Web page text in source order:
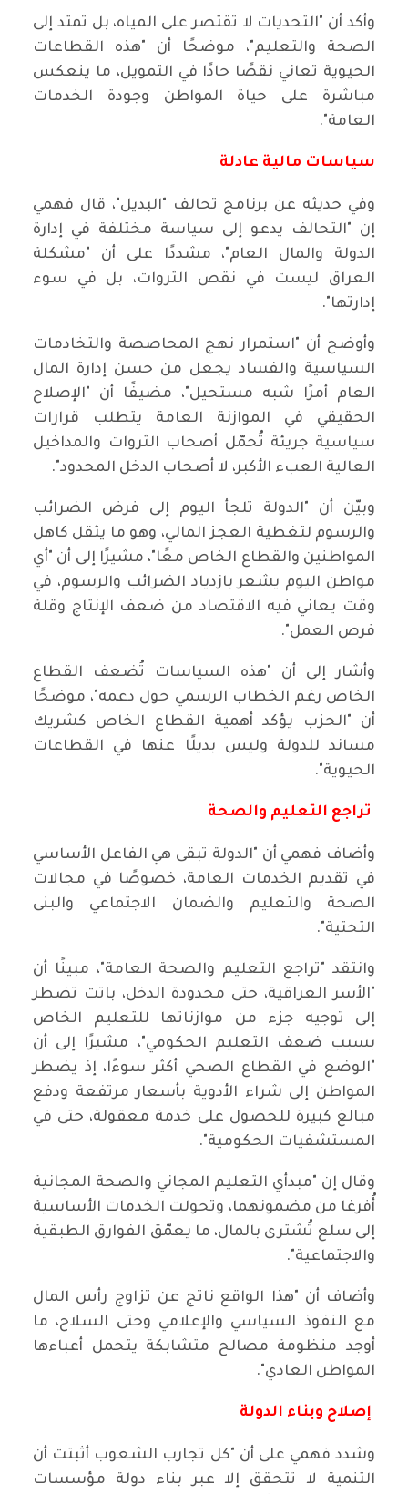
وأكد أن "التحديات لا تقتصر على المياه، بل تمتد إلى
الصحة والتعليم"، موضحًا أن "هذه القطاعات
الحيوية تعاني نقصًا حادًا في التمويل، ما ينعكس
مباشرة على حياة المواطن وجودة الخدمات
العامة".
سياسات مالية عادلة
وفي حديثه عن برنامج تحالف "البديل"، قال فهمي
إن "التحالف يدعو إلى سياسة مختلفة في إدارة
الدولة والمال العام"، مشددًا على أن "مشكلة
العراق ليست في نقص الثروات، بل في سوء
إدارتها".
وأوضح أن "استمرار نهج المحاصصة والتخادمات
السياسية والفساد يجعل من حسن إدارة المال
العام أمرًا شبه مستحيل"، مضيفًا أن "الإصلاح
الحقيقي في الموازنة العامة يتطلب قرارات
سياسية جريئة تُحمّل أصحاب الثروات والمداخيل
العالية العبء الأكبر، لا أصحاب الدخل المحدود".
وبيّن أن "الدولة تلجأ اليوم إلى فرض الضرائب
والرسوم لتغطية العجز المالي، وهو ما يثقل كاهل
المواطنين والقطاع الخاص معًا"، مشيرًا إلى أن "أي
مواطن اليوم يشعر بازدياد الضرائب والرسوم، في
وقت يعاني فيه الاقتصاد من ضعف الإنتاج وقلة
فرص العمل".
وأشار إلى أن "هذه السياسات تُضعف القطاع
الخاص رغم الخطاب الرسمي حول دعمه"، موضحًا
أن "الحزب يؤكد أهمية القطاع الخاص كشريك
مساند للدولة وليس بديلًا عنها في القطاعات
الحيوية".
تراجع التعليم والصحة
وأضاف فهمي أن "الدولة تبقى هي الفاعل الأساسي
في تقديم الخدمات العامة، خصوصًا في مجالات
الصحة والتعليم والضمان الاجتماعي والبنى
التحتية".
وانتقد "تراجع التعليم والصحة العامة"، مبينًا أن
"الأسر العراقية، حتى محدودة الدخل، باتت تضطر
إلى توجيه جزء من موازناتها للتعليم الخاص
بسبب ضعف التعليم الحكومي"، مشيرًا إلى أن
"الوضع في القطاع الصحي أكثر سوءًا، إذ يضطر
المواطن إلى شراء الأدوية بأسعار مرتفعة ودفع
مبالغ كبيرة للحصول على خدمة معقولة، حتى في
المستشفيات الحكومية".
وقال إن "مبدأي التعليم المجاني والصحة المجانية
أُفرغا من مضمونهما، وتحولت الخدمات الأساسية
إلى سلع تُشترى بالمال، ما يعمّق الفوارق الطبقية
والاجتماعية".
وأضاف أن "هذا الواقع ناتج عن تزاوج رأس المال
مع النفوذ السياسي والإعلامي وحتى السلاح، ما
أوجد منظومة مصالح متشابكة يتحمل أعباءها
المواطن العادي".
إصلاح وبناء الدولة
وشدد فهمي على أن "كل تجارب الشعوب أثبتت أن
التنمية لا تتحقق إلا عبر بناء دولة مؤسسات